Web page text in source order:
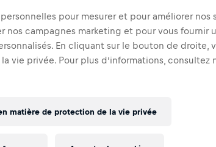
la différence ! 100% de l'argent
à la recherche sur la moelle épinière.
RUN
pour mesurer et pour améliorer nos
nos campagnes marketing et pour vous fournir
En cliquant sur le bouton de droite,
vie privée. Pour plus d’informations, consultez
matière de protection de la vie privée